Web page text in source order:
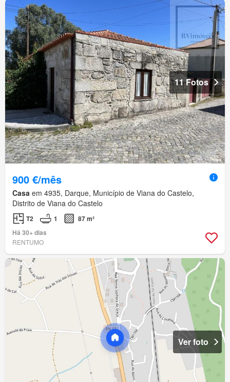
11 Fotos
900 €/mês
Casa em 4935, Darque, Município de Viana do Castelo,
Distrito de Viana do Castelo
T2 1
87 m²
Há 30+ dias
RENTUMO
Ver foto